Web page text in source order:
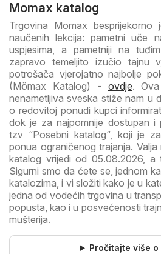
Momax katalog
Trgovina Momax besprijekorno
naučenih lekcija: pametni uče
uspjesima, a pametniji na
zapravo temeljito izučio tajnu
potrošača vjerojatno najbolje
(Mömax Katalog) - ovdje.
nenametljiva sveska stiže nam u
o redovitoj ponudi kupci
dok je za najpomnije dostupan i
tzv “Posebni katalog“, koji je
ponua ograničenog trajanja.
katalog vrijedi od 05.08.2026, a
Sigurni smo da ćete se, jednom
katalozima, i vi složiti kako je u
jedna od vodećih trgovina u
popusta, kao i u posvećenosti
mušterija.
Pročitajte više o